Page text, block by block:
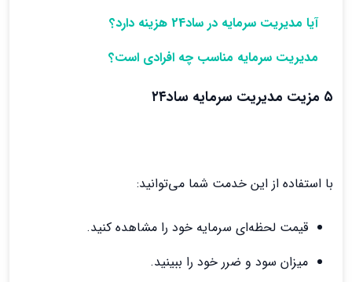
آیا مدیریت سرمایه در ساد24 هزینه دارد؟
مدیریت سرمایه مناسب چه افرادی است؟
۵ مزیت مدیریت سرمایه ساد۲۴
با استفاده از این خدمت شما می‌توانید:
قیمت لحظه‌ای سرمایه خود را مشاهده کنید.
میزان سود و ضرر خود را ببینید.